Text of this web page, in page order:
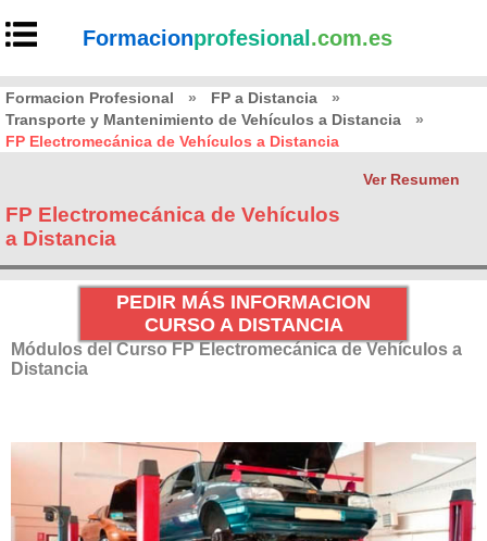
Formacionprofesional .com.es
Formacion Profesional » FP a Distancia
»
Transporte y Mantenimiento de Vehículos a Distancia
»
FP Electromecánica de Vehículos a Distancia
Ver Resumen
FP Electromecánica de Vehículos
a Distancia
PEDIR MÁS INFORMACION
CURSO A DISTANCIA
Módulos del Curso FP Electromecánica de Vehículos a
Distancia